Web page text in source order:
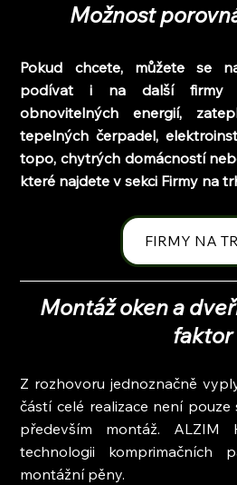
Možnost
Pokud chcete, můžete se
podívat i na další firmy
obnovitelných energií,
tepelných čerpadel,
topo, chytrých domácností
které najdete v sekci Firmy na
FIRMY NA
Montáž oken a
faktor
Z rozhovoru jednoznačně
částí celé realizace není
především montáž. ALZIM
technologii komprimačních
montážní pěny.